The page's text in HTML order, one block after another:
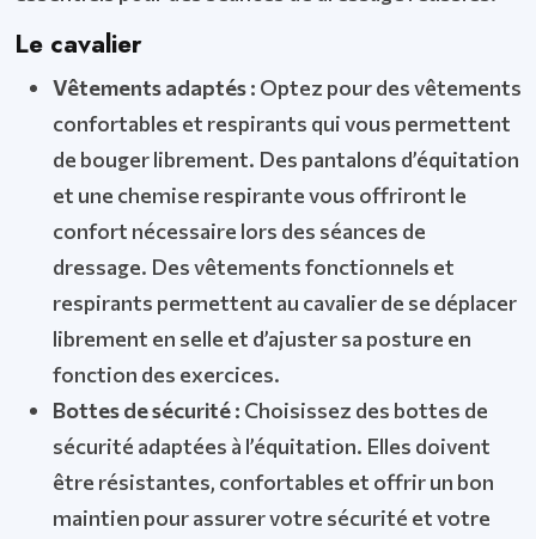
Le cavalier
Vêtements adaptés : Optez pour des vêtements
confortables et respirants qui vous permettent
de bouger librement. Des pantalons d’équitation
et une chemise respirante vous offriront le
confort nécessaire lors des séances de
dressage. Des vêtements fonctionnels et
respirants permettent au cavalier de se déplacer
librement en selle et d’ajuster sa posture en
fonction des exercices.
Bottes de sécurité : Choisissez des bottes de
sécurité adaptées à l’équitation. Elles doivent
être résistantes, confortables et offrir un bon
maintien pour assurer votre sécurité et votre